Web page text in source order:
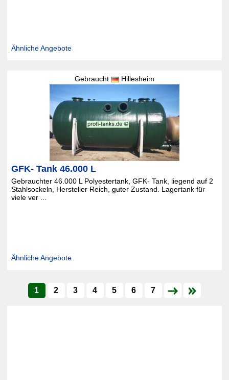
Ähnliche Angebote
Gebraucht Hillesheim
GFK- Tank 46.000 L
Gebrauchter 46.000 L Polyestertank, GFK- Tank, liegend auf 2
Stahlsockeln, Hersteller Reich, guter Zustand. Lagertank für
viele ver ...
Ähnliche Angebote
1 2 3 4 5 6 7